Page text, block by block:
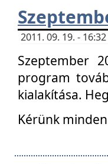
2011. 09. 19. -
Szeptember
program
kialakítása.
Kérünk